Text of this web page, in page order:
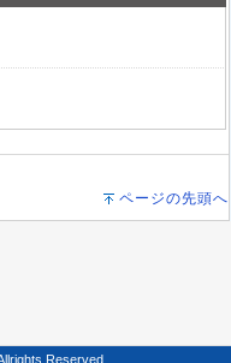
ページの先頭へ
Reserved.